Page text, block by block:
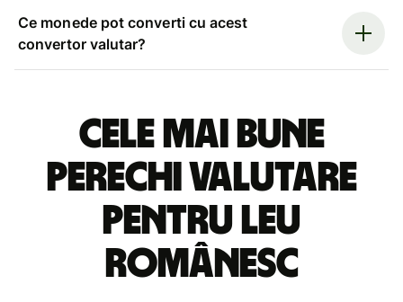
Ce monede pot converti cu acest
convertor valutar?
Cele mai bune
perechi valutare
pentru leu
românesc